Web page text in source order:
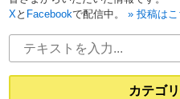
Xと Facebookで配信中。 投稿はこ
カテゴ